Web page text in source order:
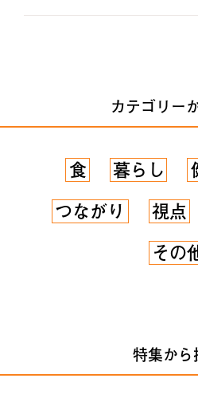
カテゴリー
食 暮らし
つながり
視点
その
特集から